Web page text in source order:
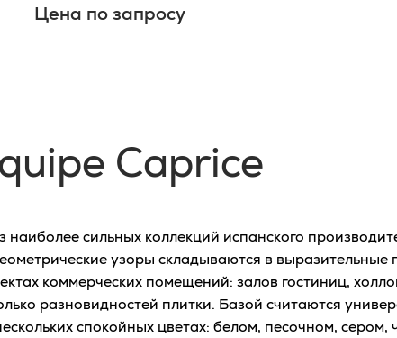
Цена по запросу
Caprice
сильных коллекций испанского
узоры складываются в выразительные
коммерческих помещений: залов гостиниц,
разновидностей плитки. Базой считаются
спокойных цветах: белом, песочном,